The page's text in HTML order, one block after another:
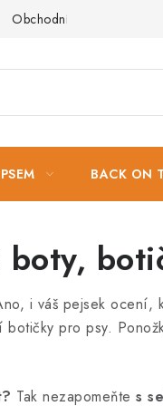
Obchodní podmínky
BACK ON
boty,
i váš pejsek ocení,
pro psy.
Tak nezapomeňte s